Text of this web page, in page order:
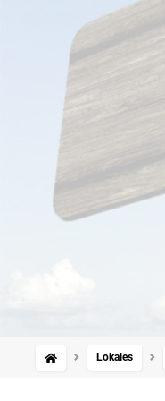
Lokales